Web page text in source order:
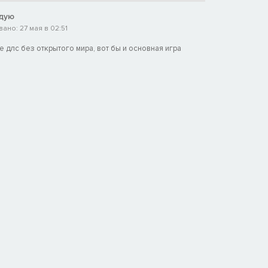
27 мая в 02:51
без открытого мира, вот бы и основная игра